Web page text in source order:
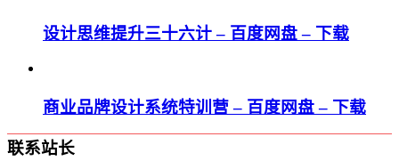
设计思维提升三十六计 – 百度网盘 – 下载
商业品牌设计系统特训营 – 百度网盘 – 下载
联系站长